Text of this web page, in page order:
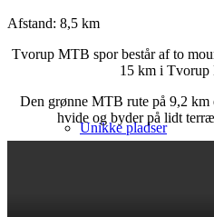
Unikke pladser
Afstand: 8,5 km
Tvorup MTB spor består af to
15 km i Tvorup
Den grønne MTB rute på 9,2
hvide og byder på lidt